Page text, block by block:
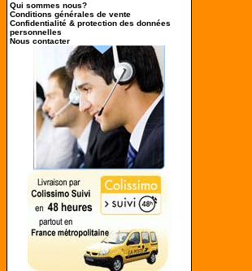
Qui sommes nous?
Conditions générales de vente
Confidentialité & protection des données
personnelles
Nous contacter